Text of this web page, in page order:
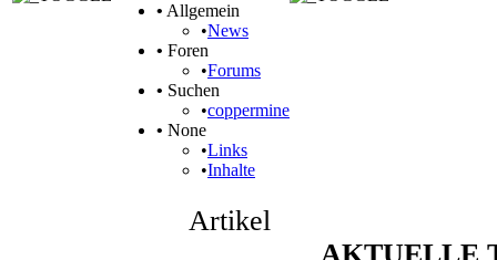
• Allgemein
•News
• Foren
•Forums
• Suchen
•coppermine
• None
•Links
•Inhalte
Artikel